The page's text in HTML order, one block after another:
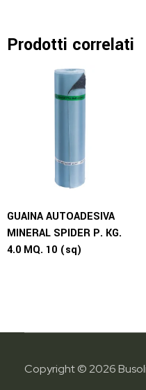
Prodotti correlati
GUAINA AUTOADESIVA
MINERAL SPIDER P. KG.
4.0 MQ. 10 (sq)
Copyright © 2026